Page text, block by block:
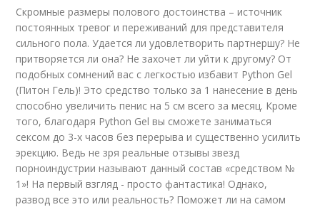
Скромные размеры полового достоинства – источник
постоянных тревог и переживаний для представителя
сильного пола. Удается ли удовлетворить партнершу? Не
притворяется ли она? Не захочет ли уйти к другому? От
подобных сомнений вас с легкостью избавит Python Gel
(Питон Гель)! Это средство только за 1 нанесение в день
способно увеличить пенис на 5 см всего за месяц. Кроме
того, благодаря Python Gel вы сможете заниматься
сексом до 3-х часов без перерыва и существенно усилить
эрекцию. Ведь не зря реальные отзывы звезд
порноиндустрии называют данный состав «средством №
1»! На первый взгляд - просто фантастика! Однако,
развод все это или реальность? Поможет ли на самом